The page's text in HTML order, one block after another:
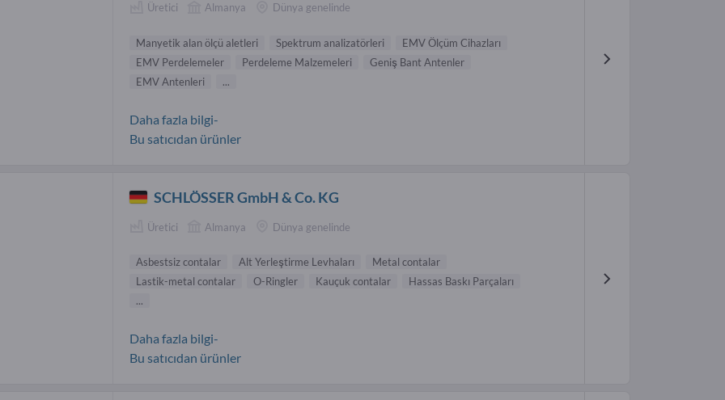
Üretici Almanya Dünya genelinde
Manyetik alan ölçü aletleri Spektrum analizatörleri
EMV Ölçüm Cihazları
EMV Perdelemeler
Perdeleme Malzemeleri
Geniş Bant Antenler
EMV Antenleri
...
Daha fazla bilgi-
Bu satıcıdan ürünler
SCHLÖSSER GmbH & Co. KG
Üretici Almanya Dünya genelinde
Asbestsiz contalar Alt Yerleştirme Levhaları
Metal contalar
Lastik-metal contalar
O-Ringler Kauçuk contalar
Hassas Baskı Parçaları
...
Daha fazla bilgi-
Bu satıcıdan ürünler